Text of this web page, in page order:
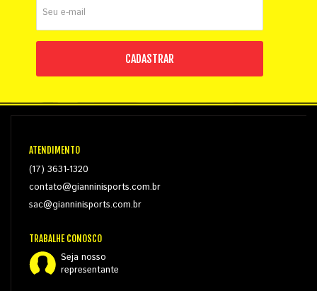
CADASTRAR
ATENDIMENTO
(17) 3631-1320
contato@gianninisports.com.br
sac@gianninisports.com.br
TRABALHE CONOSCO
Seja nosso
representante